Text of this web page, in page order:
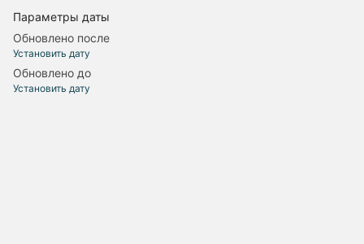
Параметры даты
Обновлено после
Установить дату
Обновлено до
Установить дату